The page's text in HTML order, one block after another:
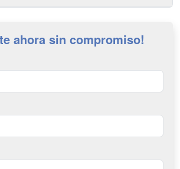
ahora sin compromiso!